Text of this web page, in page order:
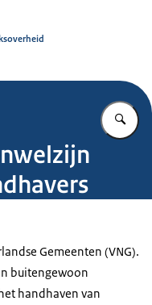
Gemeenten (VNG).
buitengewoon
handhaven van